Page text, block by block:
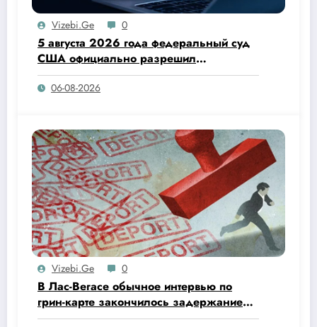
Vizebi.ge 0
5 августа 2026 года федеральный суд
США официально разрешил
администрации Дональда Трампа
прекратить действие программы
06-08-2026
Vizebi.ge 0
В Лас-Вегасе обычное интервью по
грин-карте закончилось задержанием
и депортацией.